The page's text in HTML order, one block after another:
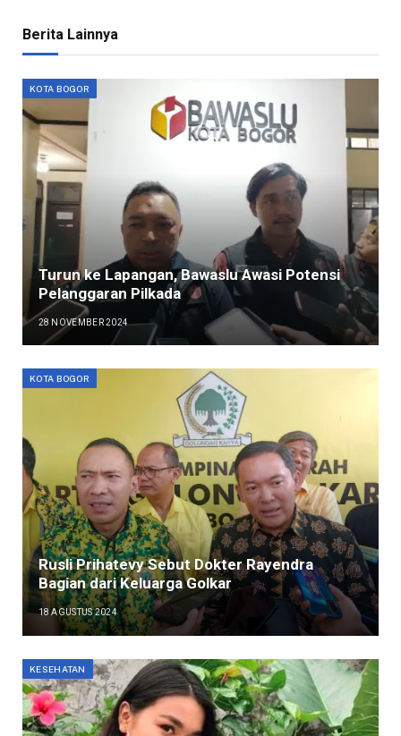
Berita Lainnya
KOTA BOGOR
Turun ke Lapangan, Bawaslu Awasi Potensi
Pelanggaran Pilkada
28 NOVEMBER 2024
KOTA BOGOR
Rusli Prihatevy Sebut Dokter Rayendra
Bagian dari Keluarga Golkar
18 AGUSTUS 2024
KESEHATAN